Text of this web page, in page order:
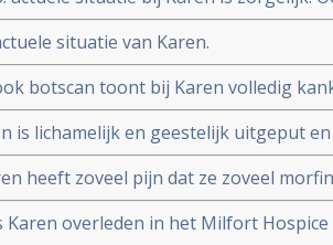
en wellicht zelfs nieuwe kanker.
situatie van Karen.
botscan toont bij Karen volledig
grootte van uitzaaiing in de hals. Een
is lichamelijk en geestelijk uitgeput
heeft niet al haar kanker
willen en kunnen behandelen verder.
heeft zoveel pijn dat ze zoveel
is. d.d. 21 mei 2003 is Karen overleden.
Karen overleden in het Milfort Hospice